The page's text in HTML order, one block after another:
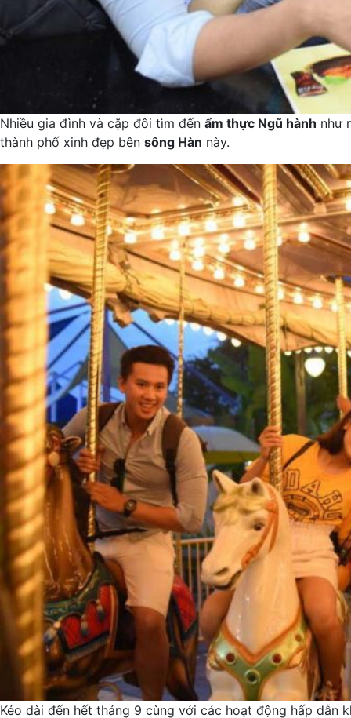
Nhiều gia đình và cặp đôi tìm đến ẩm thực Ngũ hành như
thành phố xinh đẹp bên sông Hàn này.
Kéo dài đến hết tháng 9 cùng với các hoạt động hấp